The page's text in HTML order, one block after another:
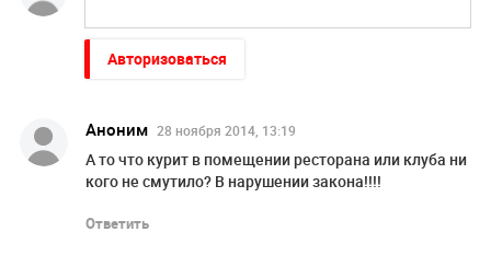
Авторизоваться
Аноним 28 ноября 2014, 13:19
А то что курит в помещении ресторана или клуба ни
кого не смутило? В нарушении закона!!!!
Ответить